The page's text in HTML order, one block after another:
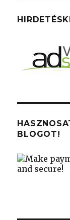
BLOGOT!